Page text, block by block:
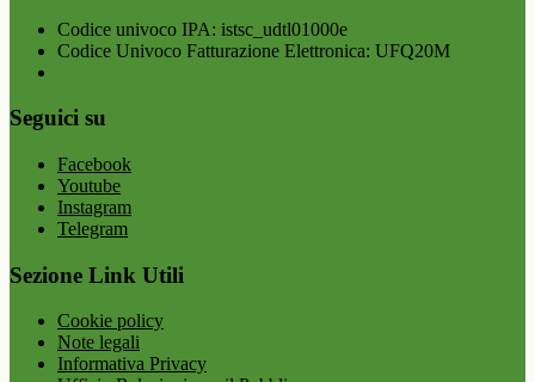
Codice univoco IPA: istsc_udtl01000e
Codice Univoco Fatturazione Elettronica: UFQ20M
Seguici su
Facebook
Youtube
Instagram
Telegram
Sezione Link Utili
Cookie policy
Note legali
Informativa Privacy